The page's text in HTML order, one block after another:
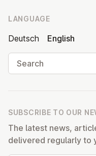
LANGUAGE
Deutsch
English
Search
SUBSCRIBE TO OUR
The latest news,
delivered regularly to